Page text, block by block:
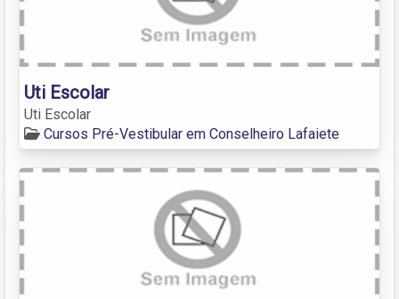
Uti Escolar
Uti Escolar
Cursos Pré-Vestibular em Conselheiro Lafaiete